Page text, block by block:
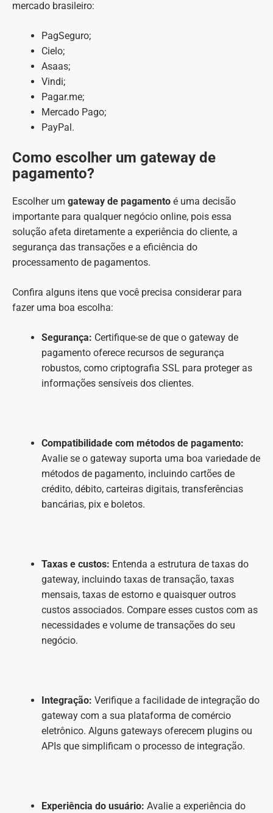
mercado brasileiro:
PagSeguro;
Cielo;
Asaas;
Vindi;
Pagar.me;
Mercado Pago;
PayPal.
Como escolher um gateway de
pagamento?
Escolher um gateway de pagamento é uma decisão
importante para qualquer negócio online, pois essa
solução afeta diretamente a experiência do cliente, a
segurança das transações e a eficiência do
processamento de pagamentos.
Confira alguns itens que você precisa considerar para
fazer uma boa escolha:
Segurança: Certifique-se de que o gateway de
pagamento oferece recursos de segurança
robustos, como criptografia SSL para proteger as
informações sensíveis dos clientes.
Compatibilidade com métodos de pagamento:
Avalie se o gateway suporta uma boa variedade de
métodos de pagamento, incluindo cartões de
crédito, débito, carteiras digitais, transferências
bancárias, pix e boletos.
Taxas e custos: Entenda a estrutura de taxas do
gateway, incluindo taxas de transação, taxas
mensais, taxas de estorno e quaisquer outros
custos associados. Compare esses custos com as
necessidades e volume de transações do seu
negócio.
Integração: Verifique a facilidade de integração do
gateway com a sua plataforma de comércio
eletrônico. Alguns gateways oferecem plugins ou
APIs que simplificam o processo de integração.
Experiência do usuário: Avalie a experiência do